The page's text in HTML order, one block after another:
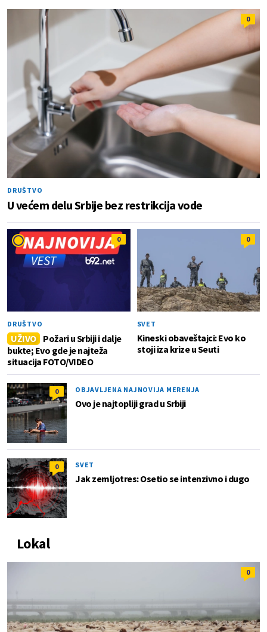
0
DRUŠTVO
U većem delu Srbije bez restrikcija vode
0
DRUŠTVO
UŽIVO
Požari u Srbiji i dalje
bukte; Evo gde je najteža
situacija FOTO/VIDEO
0
SVET
Kineski obaveštajci: Evo ko
stoji iza krize u Seuti
0 OBJAVLJENA NAJNOVIJA MERENJA
Ovo je najtopliji grad u Srbiji
0 SVET
Jak zemljotres: Osetio se intenzivno i dugo
Lokal
0